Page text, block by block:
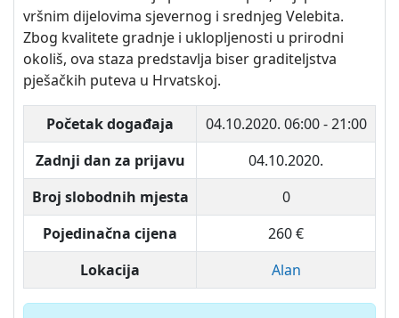
vršnim dijelovima sjevernog i srednjeg Velebita.
Zbog kvalitete gradnje i uklopljenosti u prirodni
okoliš, ova staza predstavlja biser graditeljstva
pješačkih puteva u Hrvatskoj.
Početak događaja 04.10.2020. 06:00 - 21:00
Zadnji dan za prijavu
04.10.2020.
Broj slobodnih mjesta
0
Pojedinačna cijena
260 €
Lokacija
Alan